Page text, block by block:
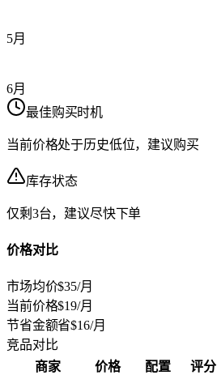
5月
6月
最佳购买时机
当前价格处于历史低位，建议购买
库存状态
仅剩3台，建议尽快下单
价格对比
市场均价$35/月
当前价格$19/月
节省金额省$16/月
竞品对比
商家
价格 配置 评分